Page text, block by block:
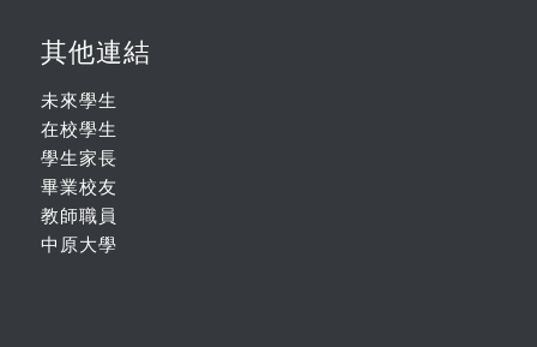
其他連結
未來學生
在校學生
學生家長
畢業校友
教師職員
中原大學